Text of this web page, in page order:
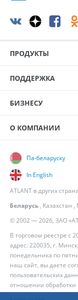
ПРОДУКТЫ
ПОДДЕРЖКА
БИЗНЕСУ
О КОМПАНИИ
© 2002 — 2026, ЗАО
В торговом реестре с
адрес: 220035, г.
понедельника по
наш сайт, вы даете
пользовательских
отношении
Па-беларуску
In English
ATLANT в других
Беларусь , Казахстан ,